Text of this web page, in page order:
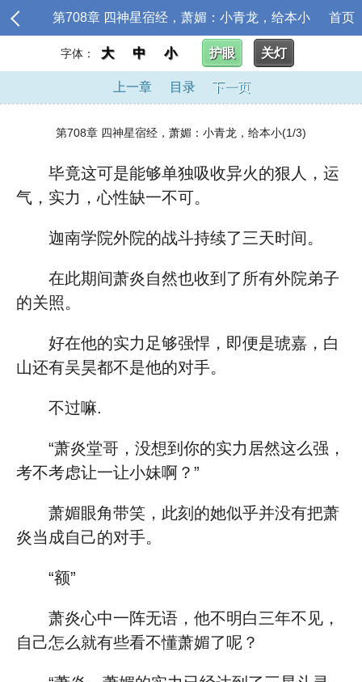
第708章 四神星宿经，萧媚：小青龙，给本小 首页
字体： 大 中 小 护眼 关灯
上一章 目录 下一页
第708章 四神星宿经，萧媚：小青龙，给本小(1/3)
毕竟这可是能够单独吸收异火的狠人，运
气，实力，心性缺一不可。
迦南学院外院的战斗持续了三天时间。
在此期间萧炎自然也收到了所有外院弟子
的关照。
好在他的实力足够强悍，即便是琥嘉，白
山还有吴昊都不是他的对手。
不过嘛.
“萧炎堂哥，没想到你的实力居然这么强，
考不考虑让一让小妹啊？”
萧媚眼角带笑，此刻的她似乎并没有把萧
炎当成自己的对手。
“额”
萧炎心中一阵无语，他不明白三年不见，
自己怎么就有些看不懂萧媚了呢？